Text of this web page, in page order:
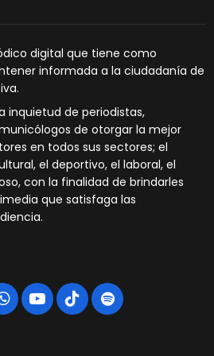
digital que tiene como
informada a la ciudadanía de
inquietud de periodistas,
de otorgar la mejor
en todos sus sectores; el
el deportivo, el laboral, el
con la finalidad de brindarles
que satisfaga las